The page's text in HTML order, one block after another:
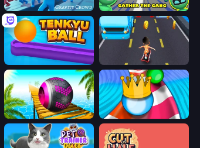
Gravity Crowd Road Battle: Gather the Gang
Tenkyu Ball
Rolling Balls Sea Race Aquapark Balls Party